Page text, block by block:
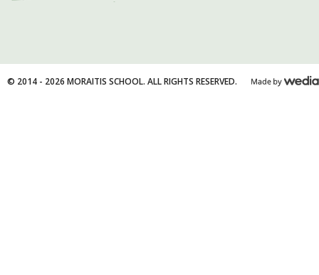
© 2014 - 2026 MORAITIS SCHOOL. ALL RIGHTS RESERVED.